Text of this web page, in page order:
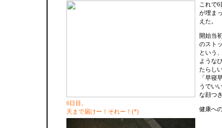
6日目。
天まで届けー！それー！(*)
これで
が埋ま
えた。
開始当
のスト
という
ような
たらし
「早寝
うでい
な顔つ
健康へ